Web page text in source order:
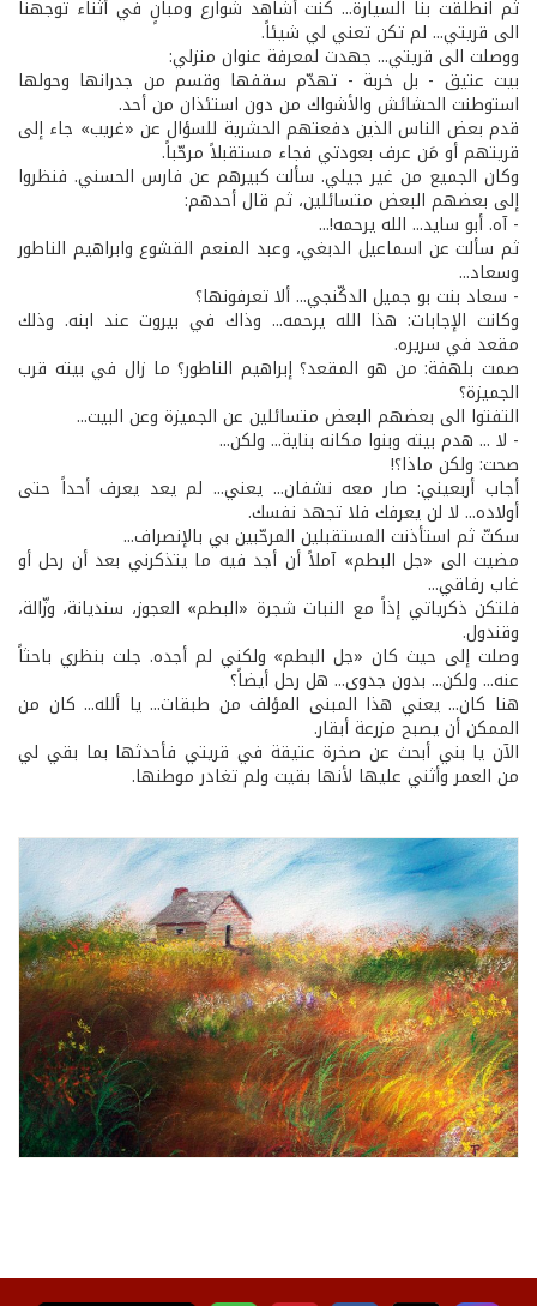
ثم انطلقت بنا السيارة... كنت أشاهد شوارع ومبانٍ في أثناء توجهنا
الى قريتي... لم تكن تعني لي شيئاً.
ووصلت الى قريتي... جهدت لمعرفة عنوان منزلي:
بيت عتيق - بل خربة - تهدّم سقفها وقسم من جدرانها وحولها
استوطنت الحشائش والأشواك من دون استئذان من أحد.
قدم بعض الناس الذين دفعتهم الحشرية للسؤال عن «غريب» جاء إلى
قريتهم أو مَن عرف بعودتي فجاء مستقبلاً مرحّباً.
وكان الجميع من غير جيلي. سألت كبيرهم عن فارس الحسني. فنظروا
إلى بعضهم البعض متسائلين، ثم قال أحدهم:
- آه. أبو سايد... الله يرحمه!...
ثم سألت عن اسماعيل الدبغي، وعبد المنعم القشوع وابراهيم الناطور
وسعاد...
- سعاد بنت بو جميل الدكّنجي... ألا تعرفونها؟
وكانت الإجابات: هذا الله يرحمه... وذاك في بيروت عند ابنه. وذلك
مقعد في سريره.
صمت بلهفة: من هو المقعد؟ إبراهيم الناطور؟ ما زال في بيته قرب
الجميزة؟
التفتوا الى بعضهم البعض متسائلين عن الجميزة وعن البيت...
- لا ... هدم بيته وبنوا مكانه بناية... ولكن...
صحت: ولكن ماذا؟!
أجاب أربعيني: صار معه نشفان... يعني... لم يعد يعرف أحداً حتى
أولاده... لا لن يعرفك فلا تجهد نفسك.
سكتّ ثم استأذنت المستقبلين المرحّبين بي بالإنصراف...
مضيت الى «جل البطم» آملاً أن أجد فيه ما يتذكرني بعد أن رحل أو
غاب رفاقي...
فلتكن ذكرياتي إذاً مع النبات شجرة «البطم» العجوز، سنديانة، وزّالة،
وقندول.
وصلت إلى حيث كان «جل البطم» ولكني لم أجده. جلت بنظري باحثاً
عنه... ولكن... بدون جدوى... هل رحل أيضاً؟
هنا كان... يعني هذا المبنى المؤلف من طبقات... يا ألله... كان من
الممكن أن يصبح مزرعة أبقار.
الآن يا بني أبحث عن صخرة عتيقة في قريتي فأحدثها بما بقي لي
من العمر وأثني عليها لأنها بقيت ولم تغادر موطنها.